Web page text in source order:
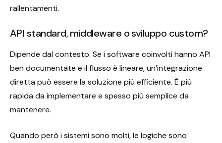
rallentamenti.
API standard, middleware o sviluppo custom?
Dipende dal contesto. Se i software coinvolti hanno API
ben documentate e il flusso è lineare, un’integrazione
diretta può essere la soluzione più efficiente. È più
rapida da implementare e spesso più semplice da
mantenere.
Quando però i sistemi sono molti, le logiche sono